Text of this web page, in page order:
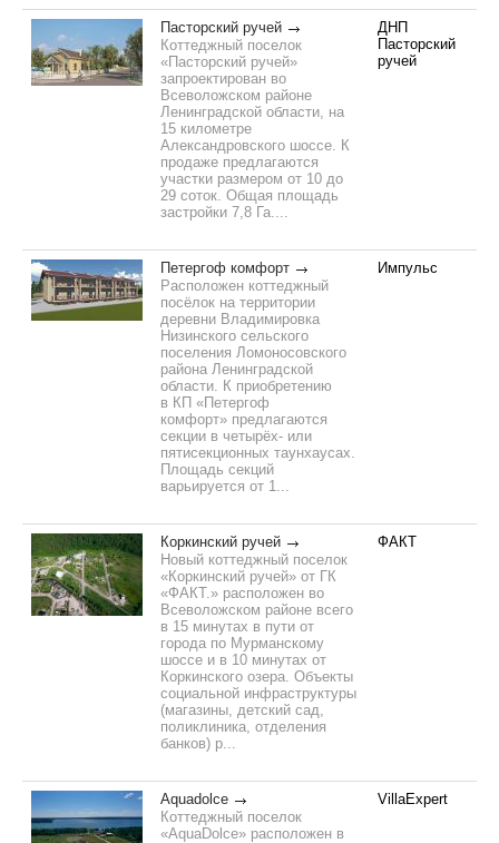
Пасторский ручей
Коттеджный поселок
«Пасторский ручей»
запроектирован во
Всеволожском районе
Ленинградской области, на
15 километре
Александровского шоссе. К
продаже предлагаются
участки размером от 10 до
29 соток. Общая площадь
застройки 7,8 Га....
ДНП
Пасторский
ручей
Петергоф комфорт
Расположен коттеджный
посёлок на территории
деревни Владимировка
Низинского сельского
поселения Ломоносовского
района Ленинградской
области. К приобретению
в КП «Петергоф
комфорт» предлагаются
секции в четырёх- или
пятисекционных таунхаусах.
Площадь секций
варьируется от 1...
Импульс
Коркинский ручей
Новый коттеджный поселок
«Коркинский ручей» от ГК
«ФАКТ.» расположен во
Всеволожском районе всего
в 15 минутах в пути от
города по Мурманскому
шоссе и в 10 минутах от
Коркинского озера. Объекты
социальной инфраструктуры
(магазины, детский сад,
поликлиника, отделения
банков) р...
ФАКТ
Aquadolce
Коттеджный поселок
«AquaDolce» расположен в
VillaExpert